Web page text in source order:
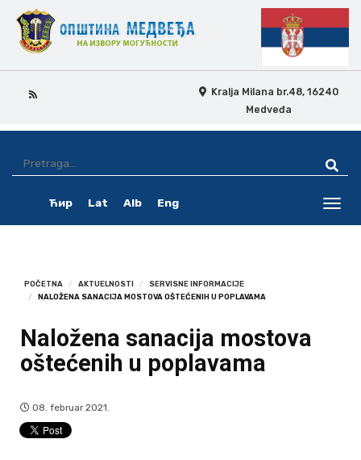
Kralja Milana br.48, 16240
Medveđa
Navigation
Ovo
pretraga
Ћир Lat Alb Eng
POČETNA AKTUELNOSTI
SERVISNE INFORMACIJE
NALOŽENA SANACIJA MOSTOVA OŠTEĆENIH U POPLAVAMA
Naložena sanacija mostova
oštećenih u poplavama
08. februar 2021.